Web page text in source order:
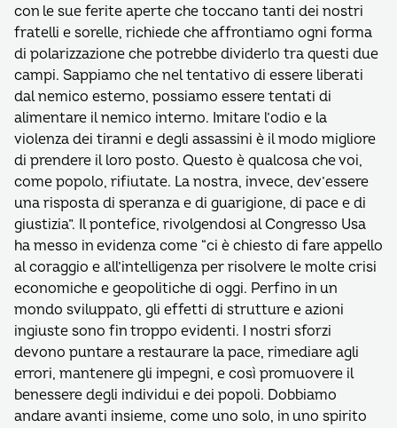
con le sue ferite aperte che toccano tanti dei nostri
fratelli e sorelle, richiede che affrontiamo ogni forma
di polarizzazione che potrebbe dividerlo tra questi due
campi. Sappiamo che nel tentativo di essere liberati
dal nemico esterno, possiamo essere tentati di
alimentare il nemico interno. Imitare l’odio e la
violenza dei tiranni e degli assassini è il modo migliore
di prendere il loro posto. Questo è qualcosa che voi,
come popolo, rifiutate. La nostra, invece, dev’essere
una risposta di speranza e di guarigione, di pace e di
giustizia”. Il pontefice, rivolgendosi al Congresso Usa
ha messo in evidenza come “ci è chiesto di fare appello
al coraggio e all’intelligenza per risolvere le molte crisi
economiche e geopolitiche di oggi. Perfino in un
mondo sviluppato, gli effetti di strutture e azioni
ingiuste sono fin troppo evidenti. I nostri sforzi
devono puntare a restaurare la pace, rimediare agli
errori, mantenere gli impegni, e così promuovere il
benessere degli individui e dei popoli. Dobbiamo
andare avanti insieme, come uno solo, in uno spirito